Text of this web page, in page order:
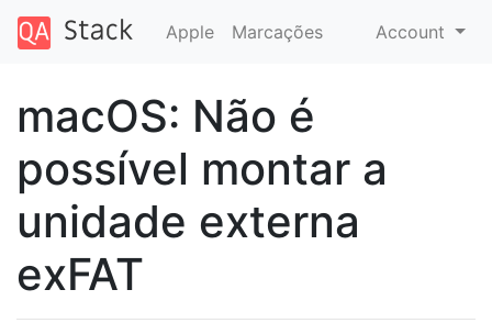
Apple Marcações Account
macOS: Não é
possível montar a
unidade externa
exFAT